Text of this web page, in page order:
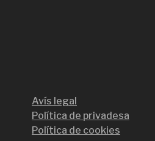
Avís legal
Política de privadesa
Política de cookies